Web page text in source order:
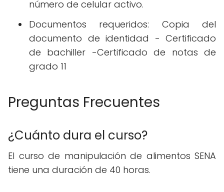
número de celular activo.
Documentos requeridos: Copia del
documento de identidad - Certificado
de bachiller -Certificado de notas de
grado 11
Preguntas Frecuentes
¿Cuánto dura el curso?
El curso de manipulación de alimentos SENA
tiene una duración de 40 horas.